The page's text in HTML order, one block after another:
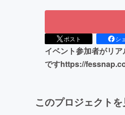
ポスト シ
イベント参加者がリ
ですhttps://
このプロジェクト